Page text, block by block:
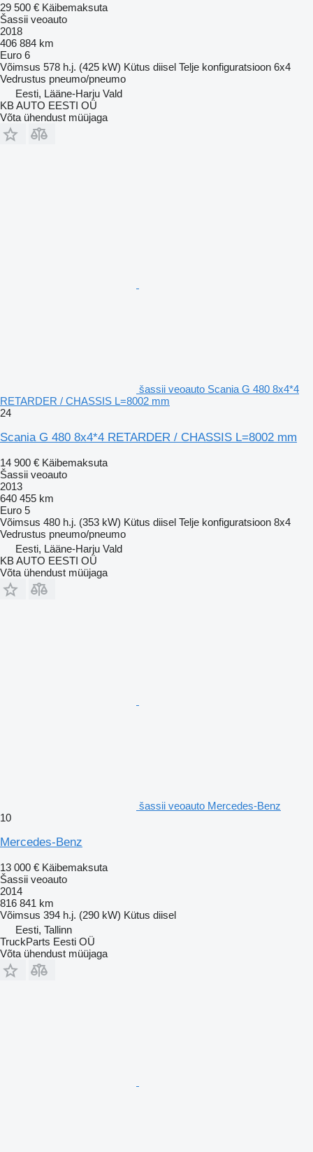
29 500 € Käibemaksuta
Šassii veoauto
2018
406 884 km
Euro 6
Võimsus 578 h.j. (425 kW) Kütus diisel Telje konfiguratsioon 6x4
Vedrustus pneumo/pneumo
Eesti, Lääne-Harju Vald
KB AUTO EESTI OÜ
Võta ühendust müüjaga
šassii veoauto Scania G 480 8x4*4
RETARDER / CHASSIS L=8002 mm
24
Scania G 480 8x4*4 RETARDER / CHASSIS L=8002 mm
14 900 € Käibemaksuta
Šassii veoauto
2013
640 455 km
Euro 5
Võimsus 480 h.j. (353 kW) Kütus diisel Telje konfiguratsioon 8x4
Vedrustus pneumo/pneumo
Eesti, Lääne-Harju Vald
KB AUTO EESTI OÜ
Võta ühendust müüjaga
šassii veoauto Mercedes-Benz
10
Mercedes-Benz
13 000 € Käibemaksuta
Šassii veoauto
2014
816 841 km
Võimsus 394 h.j. (290 kW) Kütus diisel
Eesti, Tallinn
TruckParts Eesti OÜ
Võta ühendust müüjaga